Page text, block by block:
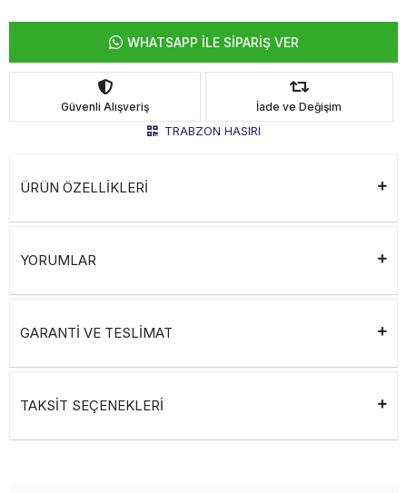
WHATSAPP İLE SİPARİŞ VER
Güvenli Alışveriş İade ve Değişim
TRABZON HASIRI
ÜRÜN ÖZELLİKLERİ
YORUMLAR
GARANTİ VE TESLİMAT
TAKSİT SEÇENEKLERİ